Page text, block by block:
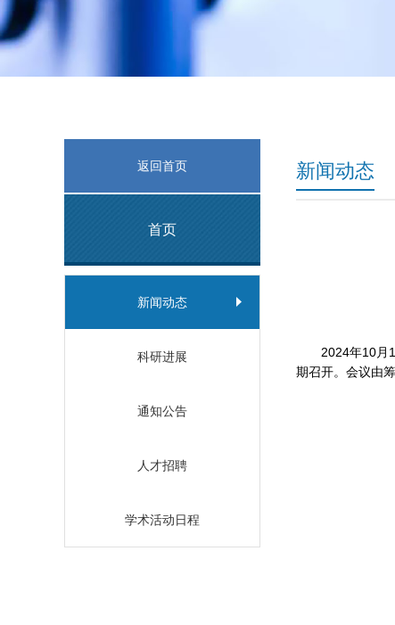
返回首页
首页
新闻动态
科研进展
通知公告
人才招聘
学术活动日程
新闻动态
2024年10月
期召开。会议由